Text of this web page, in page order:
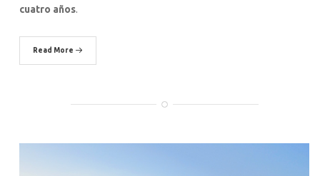
cuatro años.
Read More